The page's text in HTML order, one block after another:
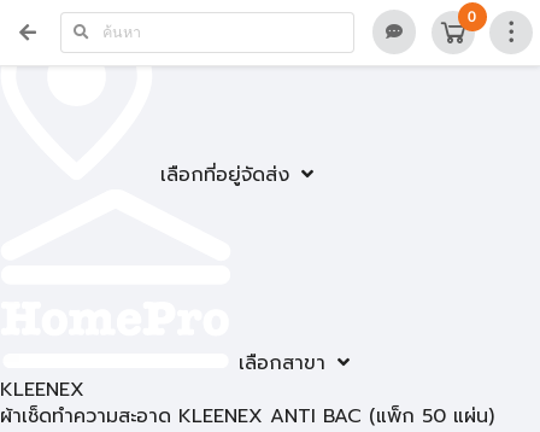
เลือกที่อยู่จัดส่ง
เลือกสาขา
0
KLEENEX
ผ้าเช็ดทำความสะอาด KLEENEX ANTI BAC (แพ็ก 50 แผ่น)